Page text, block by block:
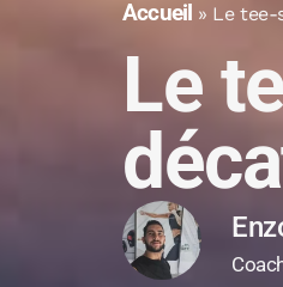
Accueil » Le tee-
Le